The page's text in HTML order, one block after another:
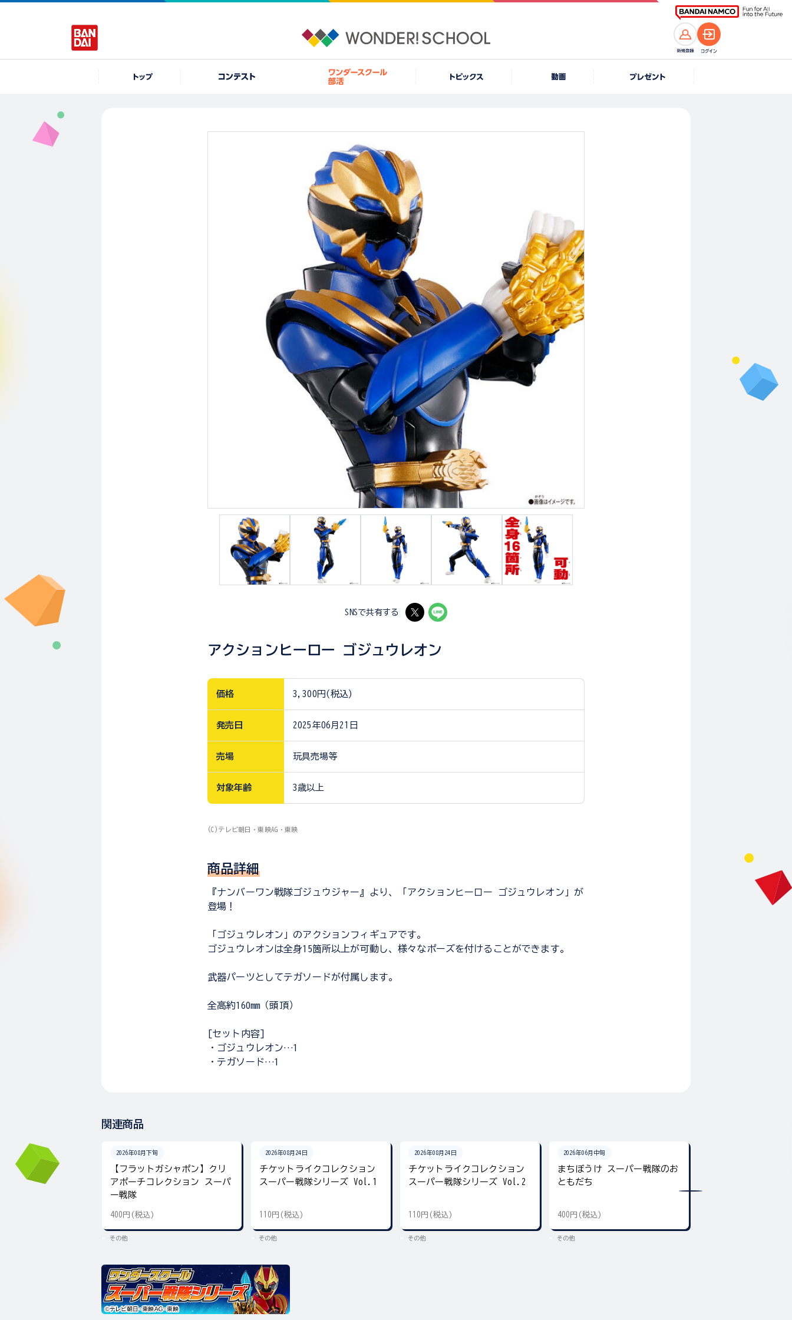
SNSで共有する
アクションヒーロー ゴジュウレオン
価格 3,300円(税込)
発売日 2025年06月21日
売場 玩具売場等
対象年齢 3歳以上
(C)テレビ朝日・東映AG・東映
商品詳細
『ナンバーワン戦隊ゴジュウジャー』より、「アクションヒーロー ゴジュウレオン」が
登場！
「ゴジュウレオン」のアクションフィギュアです。
ゴジュウレオンは全身15箇所以上が可動し、様々なポーズを付けることができます。
武器パーツとしてテガソードが付属します。
全高約160mm（頭頂）
[セット内容]
・ゴジュウレオン…1
・テガソード…1
関連商品
2026年08月下旬
【フラットガシャポン】クリ
アポーチコレクション スーパ
ー戦隊
400円(税込)
その他
2026年08月24日
チケットライクコレクション
スーパー戦隊シリーズ Vol.1
110円(税込)
その他
2026年08月24日
チケットライクコレクション
スーパー戦隊シリーズ Vol.2
110円(税込)
その他
2026年06月中旬
まちぼうけ スーパー戦隊のお
ともだち
400円(税込)
その他